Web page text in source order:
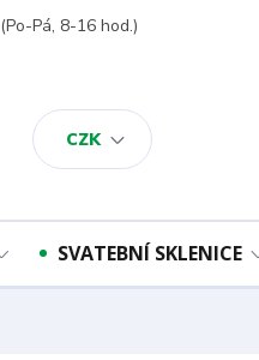
CZK
(Po-Pá, 8-16 hod.)
SVATEBNÍ SKLENICE